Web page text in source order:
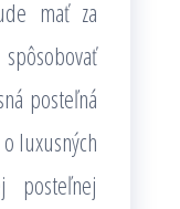
mať za
posteľná
luxusných
posteľnej